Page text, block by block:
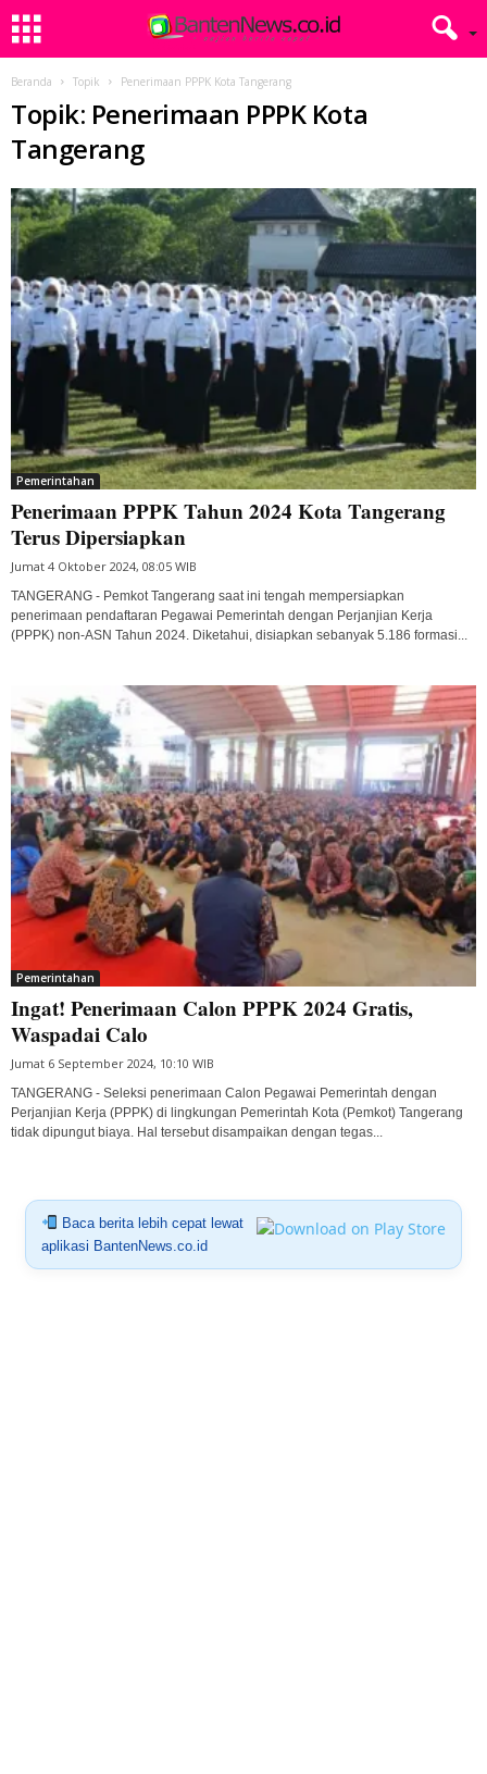
Beranda Topik Penerimaan PPPK Kota Tangerang
Topik: Penerimaan PPPK Kota
Tangerang
Pemerintahan
Penerimaan PPPK Tahun 2024 Kota Tangerang
Terus Dipersiapkan
Jumat 4 Oktober 2024, 08:05 WIB
TANGERANG - Pemkot Tangerang saat ini tengah mempersiapkan
penerimaan pendaftaran Pegawai Pemerintah dengan Perjanjian Kerja
(PPPK) non-ASN Tahun 2024. Diketahui, disiapkan sebanyak 5.186 formasi...
Pemerintahan
Ingat! Penerimaan Calon PPPK 2024 Gratis,
Waspadai Calo
Jumat 6 September 2024, 10:10 WIB
TANGERANG - Seleksi penerimaan Calon Pegawai Pemerintah dengan
Perjanjian Kerja (PPPK) di lingkungan Pemerintah Kota (Pemkot) Tangerang
tidak dipungut biaya. Hal tersebut disampaikan dengan tegas...
Baca berita lebih cepat lewat
aplikasi BantenNews.co.id